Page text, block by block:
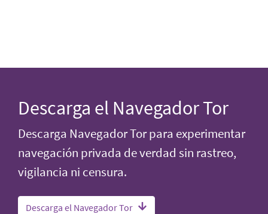
Descarga el Navegador Tor
Descarga Navegador Tor para experimentar
navegación privada de verdad sin rastreo,
vigilancia ni censura.
Descarga el Navegador Tor